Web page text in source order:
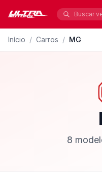
Início / Carros / MG
8